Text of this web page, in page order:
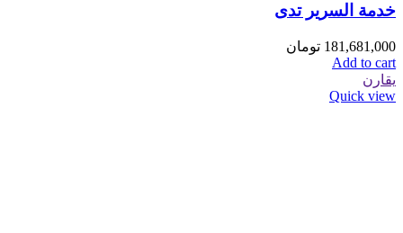
خدمة السرير تدی
181,681,000 تومان
Add to cart
يقارن
Quick view